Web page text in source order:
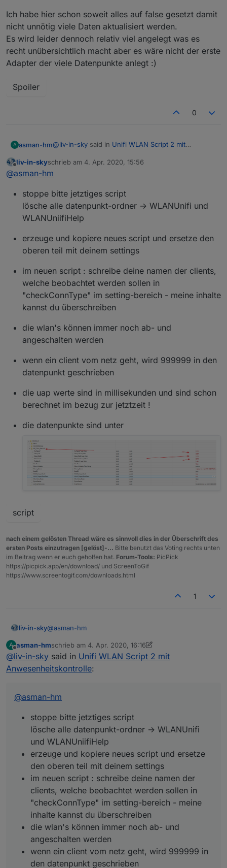
Ich habe hier schon soweit alles auf false gesetzt damit
nicht unnötig viele Daten aktualisiert werden.
Es wird leider dennoch relativ viel angelegt was es
recht unübersichtlich macht aber es wäre nicht der erste
Adapter der viele Datenpunkte anlegt :)
Spoiler
0
A asman-hm@liv-in-sky said in Unifi WLAN Script 2 mit
Genau so ist es.
welches format - im moment sind es ja
um dass mit der jetzt-zeit zu vergleichen
- also lasse ich mal das format
Richtig, genau so verwende ich sie heute auch.
d.h. ich muss ein array abfragen, ob die
da drin stehen und nur für diese
datenpunkte anlegen - d.h. du mußt die
namen der gewünschten geräte im
setting eingeben - werden ja eh nicht
Sind aktuell 4 Stück; momentan über mac-Adresse
selektiert, aber anhand der Name so wie sie in dem
Datenpunkt stehen ist das auch perfekt.
braucht ein wenig - vielleicht heute aber eher
Ich hatte jetzt nicht erwartet, dass du extra was
baust. Vielen, vielen Dank!
liv-in-skyschrieb am 4. Apr. 2020, 15:56
zuletzt editiert von
@asman-hm
stoppe bitte jetztiges script
lösche alle datenpunkt-ordner -> WLANUnifi und
WLANUniifiHelp
erzeuge und kopiere neues script und ersetze den
oberen teil mit deinem settings
im neuen script : schreibe deine namen der clients,
welche beobachtet werden sollen in
"checkConnType" im setting-bereich - meine inhalte
kannst du überschreiben
die wlan's können immer noch ab- und
angeschalten werden
wenn ein client vom netz geht, wird 999999 in den
datenpunkt geschrieben
die uap werte sind in millisekunden und sind schon
berechnet im bezug zur jetztzeit !
die datenpunkte sind unter
script
nach einem gelösten Thread wäre es sinnvoll dies in der Überschrift des
ersten Posts einzutragen [gelöst]-... Bitte benutzt das Voting rechts unten
im Beitrag wenn er euch geholfen hat. Forum-Tools: PicPick
https://picpick.app/en/download/ und ScreenToGif
https://www.screentogif.com/downloads.html
1
liv-in-sky@asman-hm
stoppe bitte jetztiges script
lösche alle datenpunkt-ordner -> WLANUnifi
und WLANUniifiHelp
clients, welche beobachtet werden sollen in
"checkConnType" im setting-bereich - meine
inhalte kannst du überschreiben
die wlan's können immer noch ab- und
angeschalten werden
wenn ein client vom netz geht, wird 999999 in
den datenpunkt geschrieben
die uap werte sind in millisekunden und sind
schon berechnet im bezug zur jetztzeit !
die datenpunkte sind unter
script
A
Offline
asman-hmschrieb am 4. Apr. 2020, 16:16
zuletzt editiert von asman-hm4. Apr. 2020, 18:17
@liv-in-sky said in Unifi WLAN Script 2 mit
Anwesenheitskontrolle:
@asman-hm
stoppe bitte jetztiges script
lösche alle datenpunkt-ordner -> WLANUnifi
und WLANUniifiHelp
erzeuge und kopiere neues script und ersetze
den oberen teil mit deinem settings
im neuen script : schreibe deine namen der
clients, welche beobachtet werden sollen in
"checkConnType" im setting-bereich - meine
inhalte kannst du überschreiben
die wlan's können immer noch ab- und
angeschalten werden
wenn ein client vom netz geht, wird 999999 in
den datenpunkt geschrieben